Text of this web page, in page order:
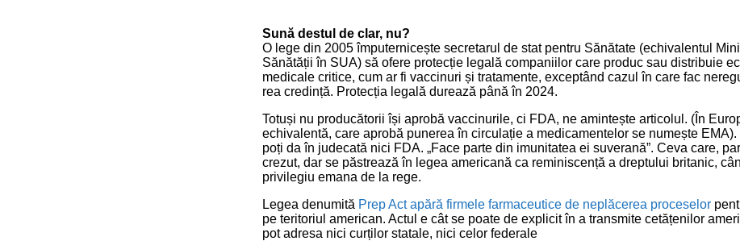
Sună destul de clar, nu?
O lege din 2005 împuternicește secretarul de stat pentru Sănătate (echivalentul
Sănătății în SUA) să ofere protecție legală companiilor care produc sau distribuie
medicale critice, cum ar fi vaccinuri și tratamente, exceptând cazul în care fac
rea credință. Protecția legală durează până în 2024.
Totuși nu producătorii își aprobă vaccinurile, ci FDA, ne amintește articolul. (În
echivalentă, care aprobă punerea în circulație a medicamentelor se numește EMA).
poți da în judecată nici FDA. „Face parte din imunitatea ei suverană”. Ceva care,
crezut, dar se păstrează în legea americană ca reminiscență a dreptului britanic,
privilegiu emana de la rege.
Legea denumită Prep Act apără firmele farmaceutice de neplăcerea proceselor
pe teritoriul american. Actul e cât se poate de explicit în a transmite cetățenilor
pot adresa nici curților statale, nici celor federale